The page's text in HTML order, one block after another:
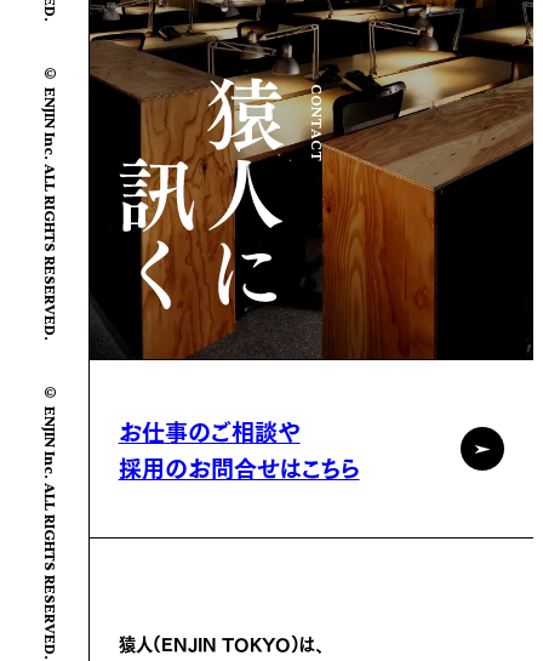
© ENJIN Inc. ALL RIGHTS RESERVED.
© ENJIN Inc. ALL RIGHTS RESERVED.
CONTACT
お仕事のご相談や
採用のお問合せはこちら
猿人(ENJIN TOKYO)は、